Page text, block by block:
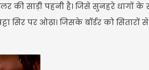
साड़ी पहनी है। जिसे सुनहरे धागों के
सिर पर ओढ़ा। जिसके बॉर्डर को